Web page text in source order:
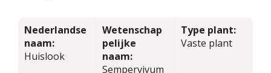
Nederlandse
naam:
Huislook
Wetenschap
pelijke
naam:
Sempervivum
Type plant:
Vaste plant